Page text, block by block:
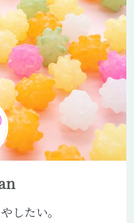
したい。